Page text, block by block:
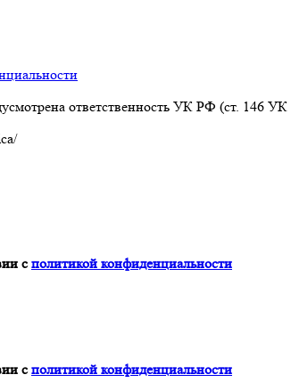
ответственность УК РФ (ст. 146
сполитикой конфиденциальности
сполитикой конфиденциальности